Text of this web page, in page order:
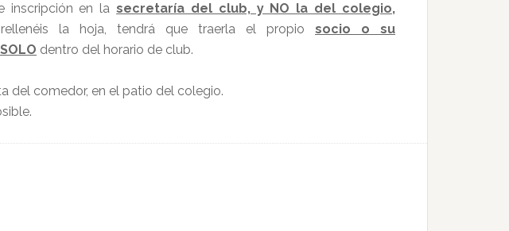
inscripción en lasecretaría del club, y NO la del colegio,
la hoja, tendrá que traerla el propio socio o su
SOLO dentro del horario de club.
del comedor, en el patio del colegio.